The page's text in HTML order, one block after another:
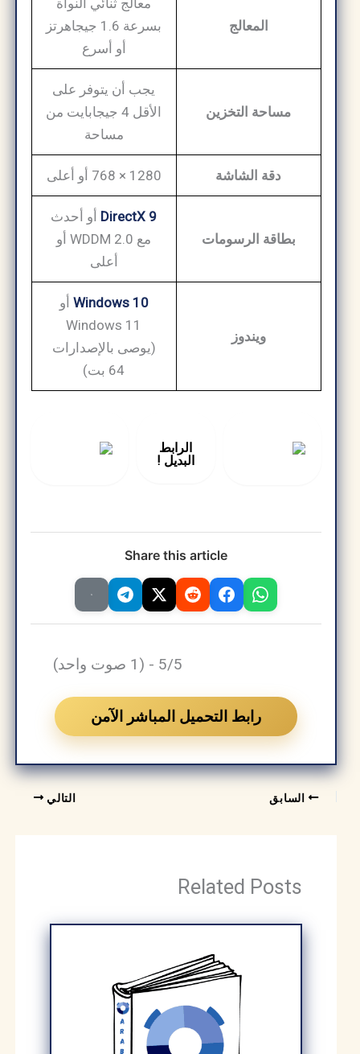
المعالج
معالج ثنائي النواة
بسرعة 1.6 جيجاهرتز
أو أسرع
مساحة التخزين
يجب أن يتوفر على
الأقل 4 جيجابايت من
مساحة
دقة الشاشة 1280 × 768 أو أعلى
بطاقة الرسومات
DirectX 9أو أحدث
مع WDDM 2.0 أو
أعلى
ويندوز
Windows 10أو
Windows 11
(يوصى بالإصدارات
64 بت)
الرابط
البديل !
Share this article
5/5 - (1 صوت واحد)
رابط التحميل المباشر الآمن
السابق التالي
Related Posts